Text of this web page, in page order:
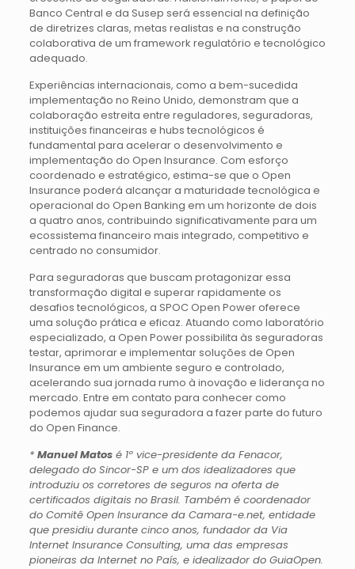
Banco Central e da Susep será essencial na definição
de diretrizes claras, metas realistas e na construção
colaborativa de um framework regulatório e tecnológico
adequado.
Experiências internacionais, como a bem-sucedida
implementação no Reino Unido, demonstram que a
colaboração estreita entre reguladores, seguradoras,
instituições financeiras e hubs tecnológicos é
fundamental para acelerar o desenvolvimento e
implementação do Open Insurance. Com esforço
coordenado e estratégico, estima-se que o Open
Insurance poderá alcançar a maturidade tecnológica e
operacional do Open Banking em um horizonte de dois
a quatro anos, contribuindo significativamente para um
ecossistema financeiro mais integrado, competitivo e
centrado no consumidor.
Para seguradoras que buscam protagonizar essa
transformação digital e superar rapidamente os
desafios tecnológicos, a SPOC Open Power oferece
uma solução prática e eficaz. Atuando como laboratório
especializado, a Open Power possibilita às seguradoras
testar, aprimorar e implementar soluções de Open
Insurance em um ambiente seguro e controlado,
acelerando sua jornada rumo à inovação e liderança no
mercado. Entre em contato para conhecer como
podemos ajudar sua seguradora a fazer parte do futuro
do Open Finance.
* Manuel Matosé 1º vice-presidente da Fenacor,
delegado do Sincor-SP e um dos idealizadores que
introduziu os corretores de seguros na oferta de
certificados digitais no Brasil. Também é coordenador
do Comitê Open Insurance da Camara-e.net, entidade
que presidiu durante cinco anos, fundador da Via
Internet Insurance Consulting, uma das empresas
pioneiras da Internet no País, e idealizador do GuiaOpen.